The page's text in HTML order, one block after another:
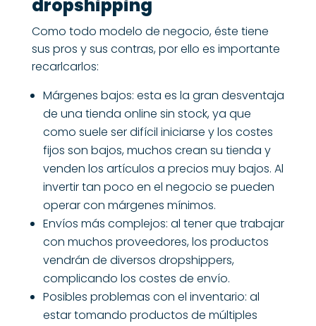
dropshipping
Como todo modelo de negocio, éste tiene
sus pros y sus contras, por ello es importante
recarlcarlos:
Márgenes bajos: esta es la gran desventaja
de una tienda online sin stock, ya que
como suele ser difícil iniciarse y los costes
fijos son bajos, muchos crean su tienda y
venden los artículos a precios muy bajos. Al
invertir tan poco en el negocio se pueden
operar con márgenes mínimos.
Envíos más complejos: al tener que trabajar
con muchos proveedores, los productos
vendrán de diversos dropshippers,
complicando los costes de envío.
Posibles problemas con el inventario: al
estar tomando productos de múltiples